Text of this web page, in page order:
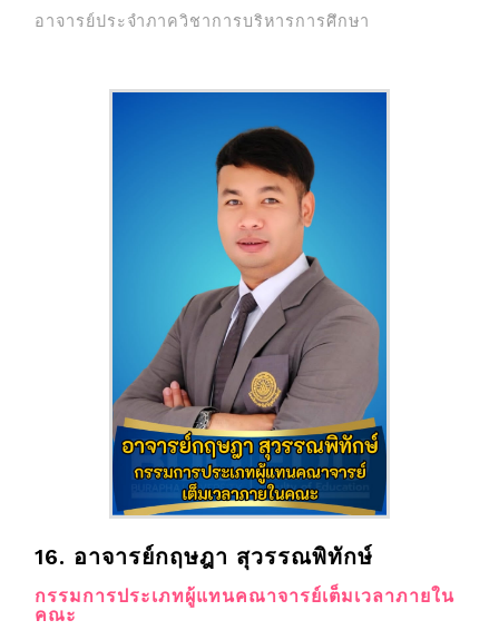
อาจารย์ประจำภาควิชาการบริหารการศึกษา
16. อาจารย์กฤษฎา สุวรรณพิทักษ์
กรรมการประเภทผู้แทนคณาจารย์เต็มเวลาภายใน
คณะ